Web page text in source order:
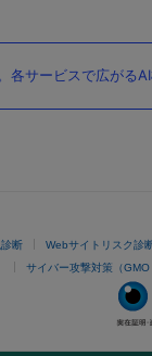
サービスで広がる
断 Webサイトリスク診
サイバー攻撃対策（GMO